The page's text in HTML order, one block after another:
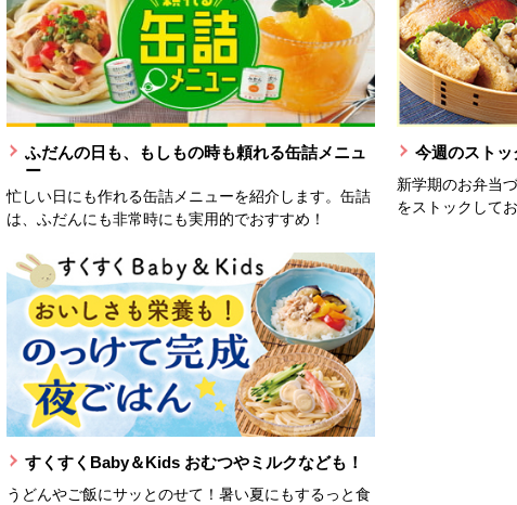
ふだんの日も、もしもの時も頼れる缶詰メニュ
ー
忙しい日にも作れる缶詰メニューを紹介します。缶詰
は、ふだんにも非常時にも実用的でおすすめ！
今週のストッ
新学期のお弁当
をストックして
すくすくBaby＆Kids おむつやミルクなども！
うどんやご飯にサッとのせて！暑い夏にもするっと食